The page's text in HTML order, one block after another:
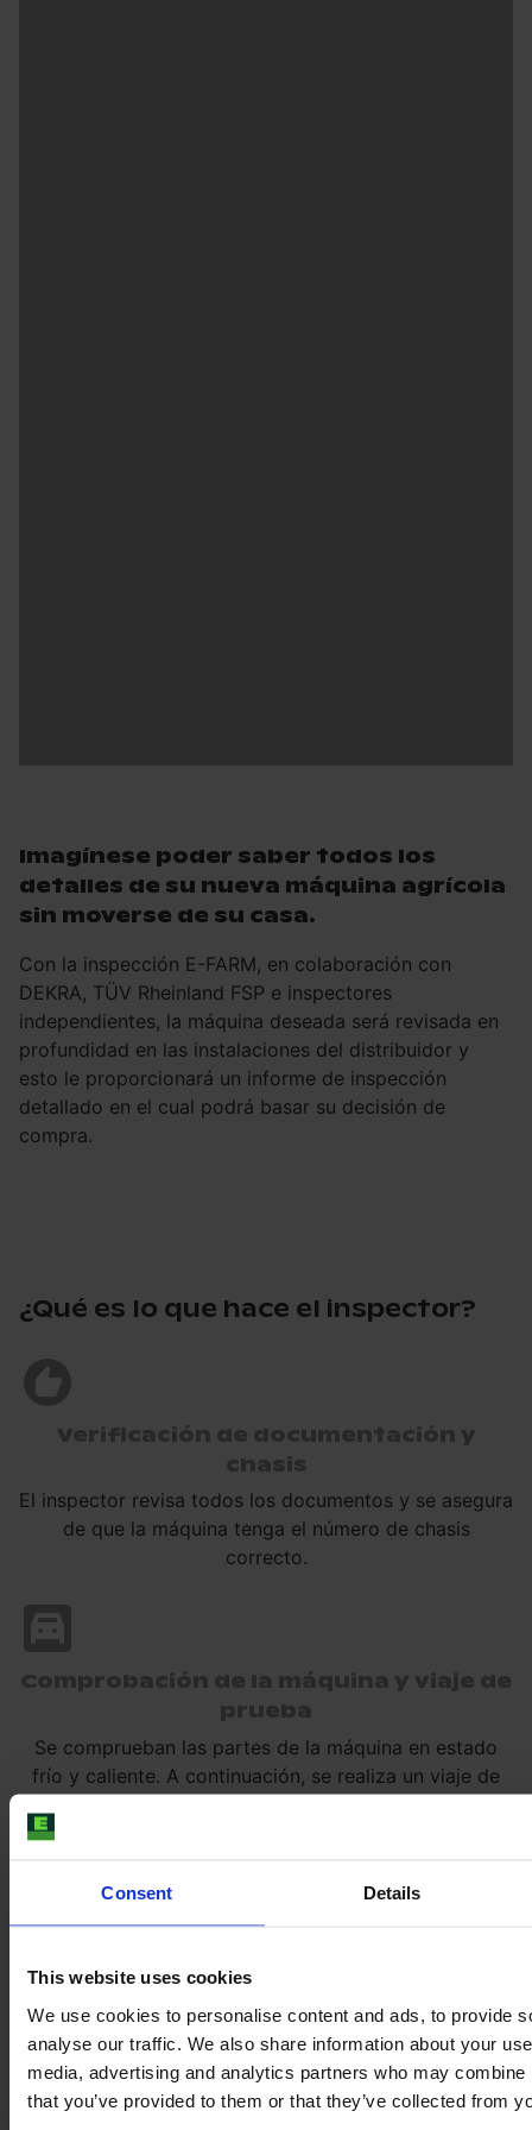
Consent Details
This website uses cookies
We use cookies to personalise content and ads, to provide
analyse our traffic. We also share information about your
media, advertising and analytics partners who may
that you’ve provided to them or that they’ve collected from
Imagínese poder saber todos los
detalles de su nueva máquina agrícola
sin moverse de su casa.
Con la inspección E-FARM, en colaboración con
DEKRA, TÜV Rheinland FSP e inspectores
independientes, la máquina deseada será revisada en
profundidad en las instalaciones del distribuidor y
esto le proporcionará un informe de inspección
detallado en el cual podrá basar su decisión de
compra.
¿Qué es lo que hace el inspector?
Verificación de documentación y
chasis
El inspector revisa todos los documentos y se asegura
de que la máquina tenga el número de chasis
correcto.
Comprobación de la máquina y viaje de
prueba
Se comprueban las partes de la máquina en estado
frío y caliente. A continuación, se realiza un viaje de
Fotos, vídeos e informe
entregará a usted.